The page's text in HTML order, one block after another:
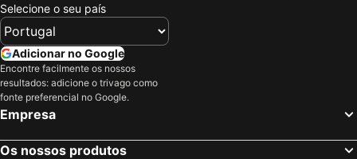
Selecione o seu país
Adicionar no Google
Encontre facilmente os nossos
resultados: adicione o trivago como
fonte preferencial no Google.
Empresa
Os nossos produtos